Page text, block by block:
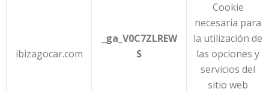
ibizagocar.com
_ga_V0C7ZLREW
S
Cookie
necesaria para
la utilización de
las opciones y
servicios del
sitio web